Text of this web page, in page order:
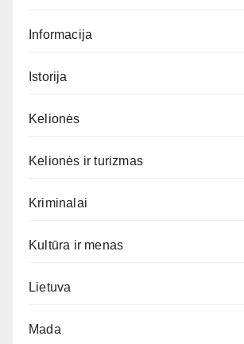
Informacija
Istorija
Kelionės
Kelionės ir turizmas
Kriminalai
Kultūra ir menas
Lietuva
Mada